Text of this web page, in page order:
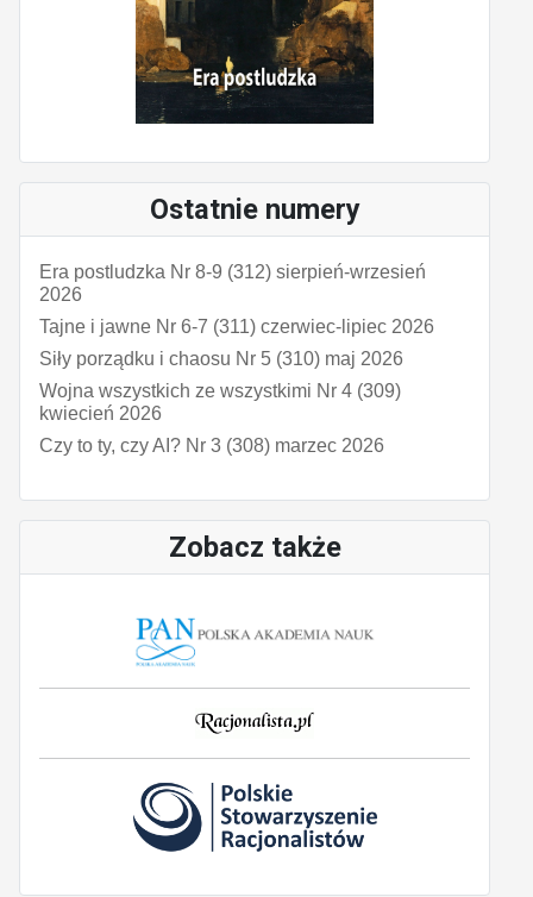
Ostatnie numery
Era postludzka Nr 8-9 (312) sierpień-wrzesień
2026
Tajne i jawne Nr 6-7 (311) czerwiec-lipiec 2026
Siły porządku i chaosu Nr 5 (310) maj 2026
Wojna wszystkich ze wszystkimi Nr 4 (309)
kwiecień 2026
Czy to ty, czy AI? Nr 3 (308) marzec 2026
Zobacz także